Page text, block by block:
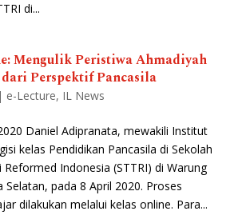
di...
Mengulik Peristiwa Ahmadiyah
Perspektif Pancasila
| e-Lecture, IL News
Daniel Adipranata, mewakili Institut
kelas Pendidikan Pancasila di Sekolah
Indonesia (STTRI) di Warung
Selatan, pada 8 April 2020. Proses
dilakukan melalui kelas online. Para...